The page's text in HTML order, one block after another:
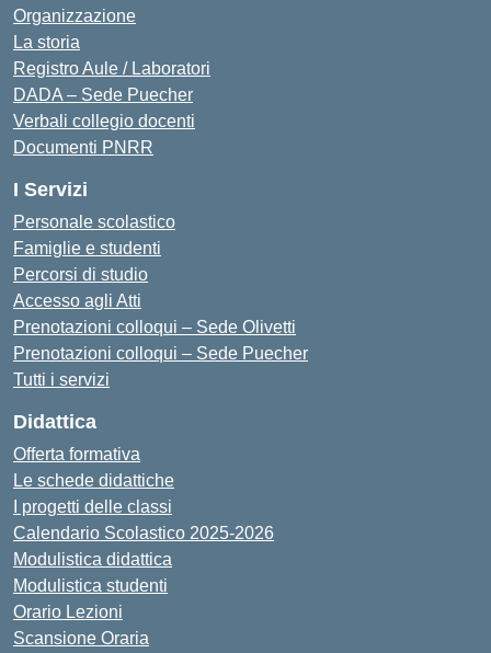
Organizzazione
La storia
Registro Aule / Laboratori
DADA – Sede Puecher
Verbali collegio docenti
Documenti PNRR
I Servizi
Personale scolastico
Famiglie e studenti
Percorsi di studio
Accesso agli Atti
Prenotazioni colloqui – Sede Olivetti
Prenotazioni colloqui – Sede Puecher
Tutti i servizi
Didattica
Offerta formativa
Le schede didattiche
I progetti delle classi
Calendario Scolastico 2025-2026
Modulistica didattica
Modulistica studenti
Orario Lezioni
Scansione Oraria